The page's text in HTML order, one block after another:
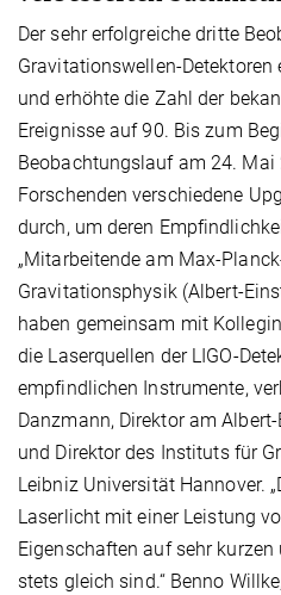
Der sehr erfolgreiche dritte
Gravitationswellen-Detektoren
und erhöhte die Zahl der
Ereignisse auf 90. Bis zum
Beobachtungslauf am 24. Mai
Forschenden verschiedene
durch, um deren
„Mitarbeitende am Max-
Gravitationsphysik (Albert-
haben gemeinsam mit
die Laserquellen der LIGO-
empfindlichen Instrumente,
Danzmann, Direktor am
und Direktor des Instituts für
Leibniz Universität Hannover.
Laserlicht mit einer Leistung
Eigenschaften auf sehr
stets gleich sind.“ Benno